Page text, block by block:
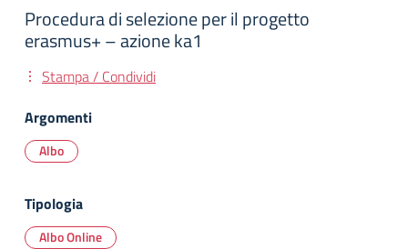
Procedura di selezione per il progetto
erasmus+ – azione ka1
Stampa / Condividi
Argomenti
Albo
Tipologia
Albo Online